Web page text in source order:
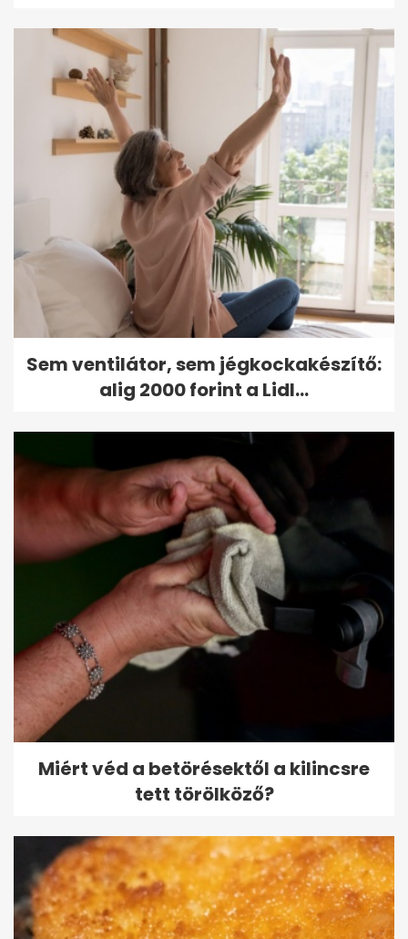
Sem ventilátor, sem jégkockakészítő:
alig 2000 forint a Lidl...
Miért véd a betörésektől a kilincsre
tett törölköző?